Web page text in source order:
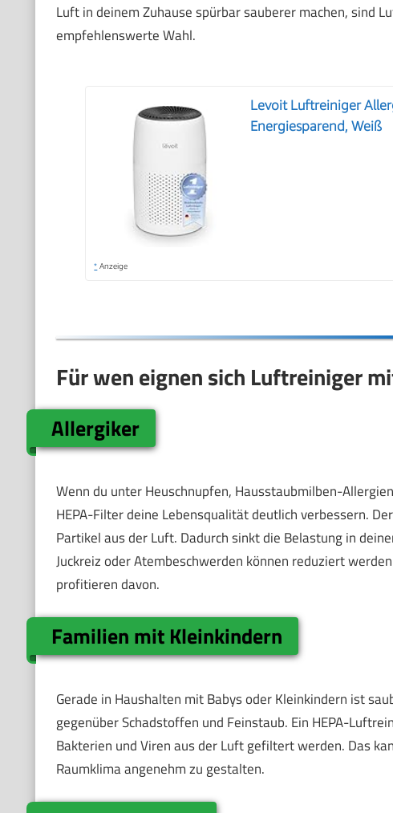
Luft in deinem Zuhause spürbar sauberer machen, sind
empfehlenswerte Wahl.
Levoit Luftreiniger
Energiesparend, Weiß
* Anzeige
Für wen eignen sich Luftreiniger
Allergiker
Wenn du unter Heuschnupfen, Hausstaubmilben-
HEPA-Filter deine Lebensqualität deutlich verbessern.
Partikel aus der Luft. Dadurch sinkt die Belastung in
Juckreiz oder Atembeschwerden können reduziert
profitieren davon.
Familien mit Kleinkindern
Gerade in Haushalten mit Babys oder Kleinkindern ist
gegenüber Schadstoffen und Feinstaub. Ein HEPA-
Bakterien und Viren aus der Luft gefiltert werden. Das
Raumklima angenehm zu gestalten.